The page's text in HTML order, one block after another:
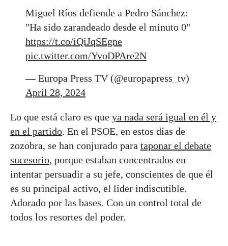
Miguel Ríos defiende a Pedro Sánchez:
"Ha sido zarandeado desde el minuto 0"
https://t.co/iQiJqSEgne
pic.twitter.com/YvoDPAre2N
— Europa Press TV (@europapress_tv)
April 28, 2024
Lo que está claro es que ya nada será igual en él y
en el partido. En el PSOE, en estos días de
zozobra, se han conjurado para taponar el debate
sucesorio, porque estaban concentrados en
intentar persuadir a su jefe, conscientes de que él
es su principal activo, el líder indiscutible.
Adorado por las bases. Con un control total de
todos los resortes del poder.